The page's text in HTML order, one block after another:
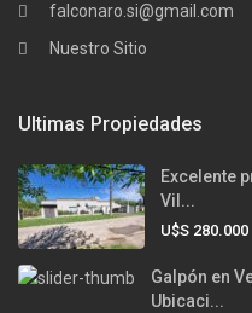
falconaro.si@gmail.com
Nuestro Sitio
Ultimas Propiedades
Excelente
Vil...
U$S 280.000
Galpón en
Ubicaci...